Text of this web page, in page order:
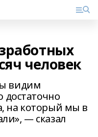
человек
видим
достаточно
на который мы в
— сказал